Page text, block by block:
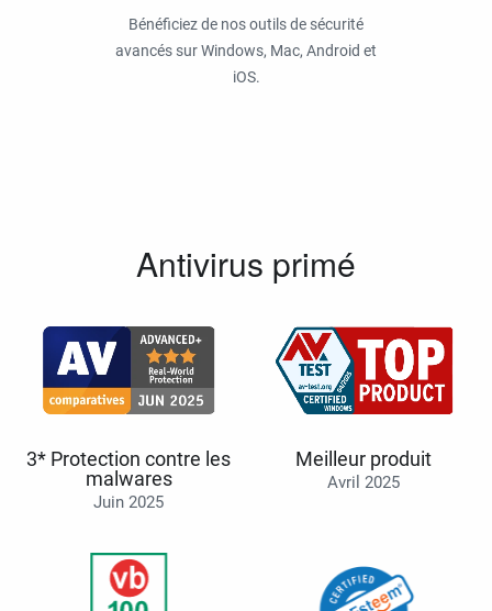
Bénéficiez de nos outils de sécurité
avancés sur Windows, Mac, Android et
iOS.
Antivirus primé
3* Protection contre les
malwares
Juin 2025
Meilleur produit
Avril 2025